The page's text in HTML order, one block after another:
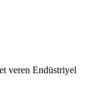
veren Endüstriyel